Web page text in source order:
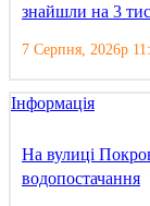
знайшли на 3
7 Серпня, 2026р
Інформація
На вулиці
водопостачання